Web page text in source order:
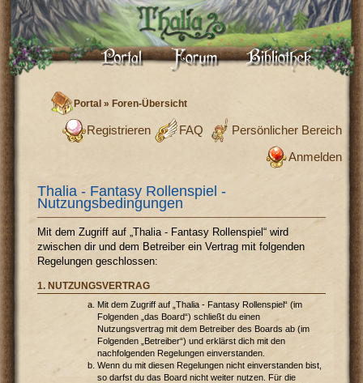
Portal »Foren-Übersicht
Persönlicher Bereich
FAQ
Registrieren
Anmelden
Thalia - Fantasy Rollenspiel -
Nutzungsbedingungen
Mit dem Zugriff auf „Thalia - Fantasy Rollenspiel“ wird
zwischen dir und dem Betreiber ein Vertrag mit folgenden
Regelungen geschlossen:
1. NUTZUNGSVERTRAG
Mit dem Zugriff auf „Thalia - Fantasy Rollenspiel“ (im
Folgenden „das Board“) schließt du einen
Nutzungsvertrag mit dem Betreiber des Boards ab (im
Folgenden „Betreiber“) und erklärst dich mit den
nachfolgenden Regelungen einverstanden.
Wenn du mit diesen Regelungen nicht einverstanden bist,
so darfst du das Board nicht weiter nutzen. Für die